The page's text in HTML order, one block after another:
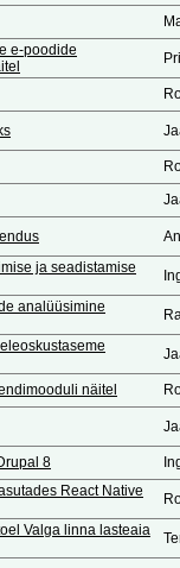
e-poodide
ja seadistamise
analüüsimine
näitel
8
React Native
Valga linna lasteaia